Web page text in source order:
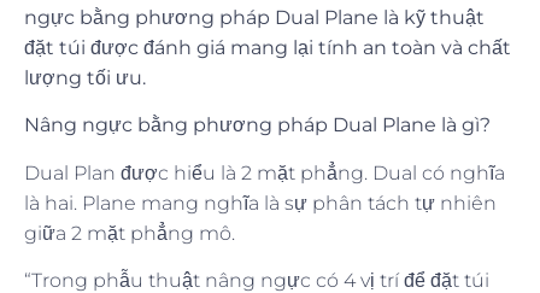
ngực bằng phương pháp Dual Plane là kỹ thuật
đặt túi được đánh giá mang lại tính an toàn và chất
lượng tối ưu.
Nâng ngực bằng phương pháp Dual Plane là gì?
Dual Plan được hiểu là 2 mặt phẳng. Dual có nghĩa
là hai. Plane mang nghĩa là sự phân tách tự nhiên
giữa 2 mặt phẳng mô.
“Trong phẫu thuật nâng ngực có 4 vị trí để đặt túi